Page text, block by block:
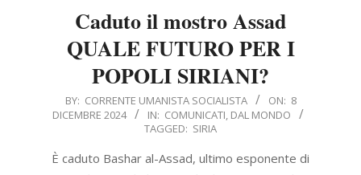
Caduto il mostro Assad
QUALE FUTURO PER I
POPOLI SIRIANI?
2024-
12-
BY: CORRENTE UMANISTA SOCIALISTA ON: 8
DICEMBRE 2024
IN: COMUNICATI, DAL MONDO
TAGGED: SIRIA
È caduto Bashar al-Assad, ultimo esponente di